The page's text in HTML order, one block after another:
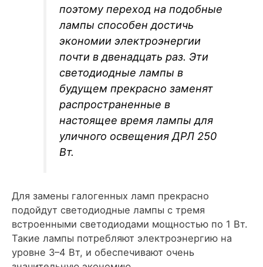
поэтому переход на подобные
лампы способен достичь
экономии электроэнергии
почти в двенадцать раз. Эти
светодиодные лампы в
будущем прекрасно заменят
распространенные в
настоящее время лампы для
уличного освещения ДРЛ 250
Вт.
Для замены галогенных ламп прекрасно
подойдут светодиодные лампы с тремя
встроенными светодиодами мощностью по 1 Вт.
Такие лампы потребляют электроэнергию на
уровне 3–4 Вт, и обеспечивают очень